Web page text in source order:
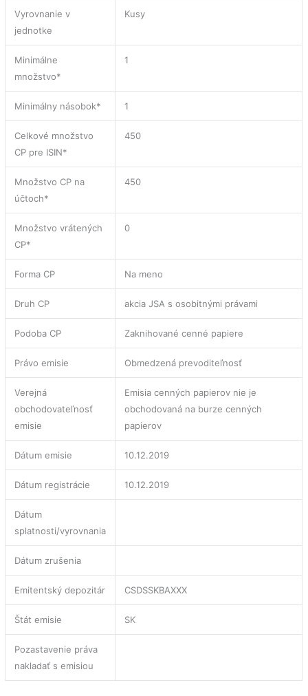
Vyrovnanie v
jednotke
Kusy
Minimálne
množstvo*
1
Minimálny násobok* 1
Celkové množstvo
CP pre ISIN*
450
Množstvo CP na
účtoch*
450
Množstvo vrátených
CP*
0
Forma CP Na meno
Druh CP akcia JSA s osobitnými právami
Podoba CP Zaknihované cenné papiere
Právo emisie Obmedzená prevoditeľnosť
Verejná
obchodovateľnosť
emisie
Emisia cenných papierov nie je
obchodovaná na burze cenných
papierov
Dátum emisie 10.12.2019
Dátum registrácie 10.12.2019
Dátum
splatnosti/vyrovnania
Dátum zrušenia
Emitentský depozitár CSDSSKBAXXX
Štát emisie SK
Pozastavenie práva
nakladať s emisiou